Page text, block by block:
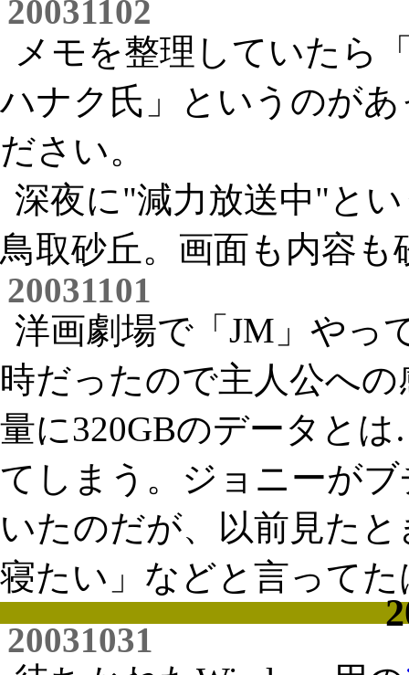
20031102
メモを整理していたら
ハナク氏」というのが
ださい。
深夜に"減力放送中"と
鳥取砂丘。画面も内容も
20031101
洋画劇場で「JM」やっ
時だったので主人公へ
量に320GBのデータと
てしまう。ジョニーが
いたのだが、以前見た
寝たい」などと言って
20031031